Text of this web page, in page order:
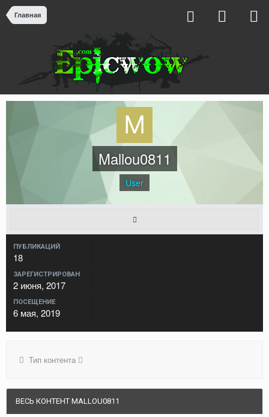
Главная
Mallou0811
User
ПУБЛИКАЦИЙ
18
ЗАРЕГИСТРИРОВАН
2 июня, 2017
ПОСЕЩЕНИЕ
6 мая, 2019
Тип контента
ВЕСЬ КОНТЕНТ MALLOU0811